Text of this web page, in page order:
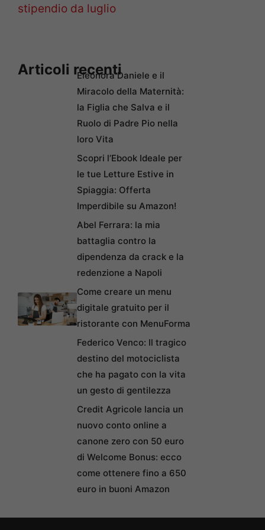
stipendio da luglio
Articoli recentiEleonora Daniele e il
Miracolo della Maternità:
la Figlia che Salva e il
Ruolo di Padre Pio nella
loro Vita
Scopri l’Ebook Ideale per
le tue Letture Estive in
Spiaggia: Offerta
Imperdibile su Amazon!
Abel Ferrara: la mia
battaglia contro la
dipendenza da crack e la
redenzione a Napoli
Come creare un menu
digitale gratuito per il
ristorante con MenuForma
Federico Venco: Il tragico
destino del motociclista
che ha pagato con la vita
un gesto di gentilezza
Credit Agricole lancia un
nuovo conto online a
canone zero con 50 euro
di Welcome Bonus: ecco
come ottenere fino a 650
euro in buoni Amazon